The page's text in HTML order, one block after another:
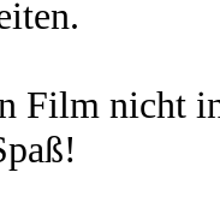
Film nicht